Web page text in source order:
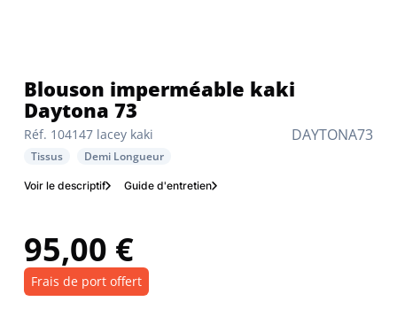
DAYTONA73
Réf. 104147 lacey kaki
Blouson imperméable kaki
Daytona 73
Tissus Demi Longueur
Voir le descriptif Guide d'entretien
95,00 €
Frais de port offert